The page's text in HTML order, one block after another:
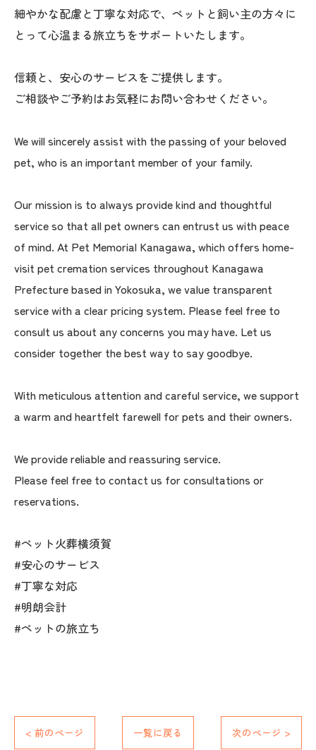
細やかな配慮と丁寧な対応で、ペットと飼い主の方々に
とって心温まる旅立ちをサポートいたします。
信頼と、安心のサービスをご提供します。
ご相談やご予約はお気軽にお問い合わせください。
We will sincerely assist with the passing of your beloved
pet, who is an important member of your family.
Our mission is to always provide kind and thoughtful
service so that all pet owners can entrust us with peace
of mind. At Pet Memorial Kanagawa, which offers home-
visit pet cremation services throughout Kanagawa
Prefecture based in Yokosuka, we value transparent
service with a clear pricing system. Please feel free to
consult us about any concerns you may have. Let us
consider together the best way to say goodbye.
With meticulous attention and careful service, we support
a warm and heartfelt farewell for pets and their owners.
We provide reliable and reassuring service.
Please feel free to contact us for consultations or
reservations.
#ペット火葬横須賀
#安心のサービス
#丁寧な対応
#明朗会計
#ペットの旅立ち
< 前のページ 一覧に戻る 次のページ >